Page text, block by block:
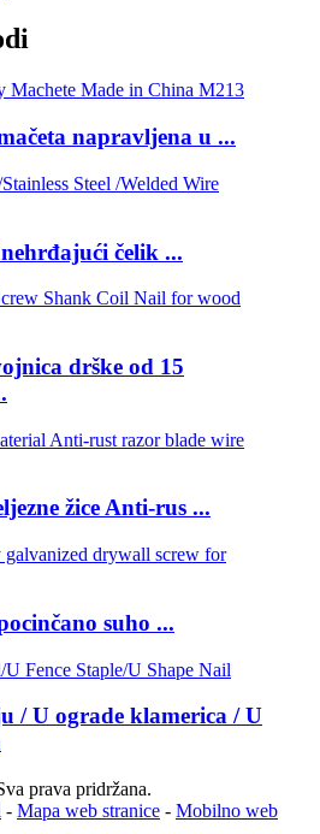
napravljena u ...
čelik ...
drške od 15
žice Anti-rus ...
suho ...
/ U ograde klamerica / U
prava pridržana.
- Mapa web stranice - Mobilno web